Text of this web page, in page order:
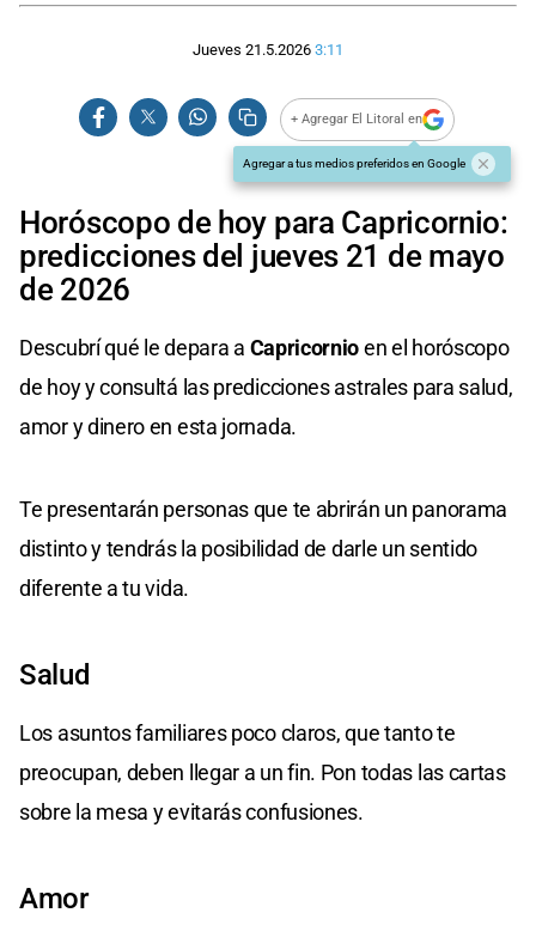
Jueves 21.5.2026 3:11
+ Agregar El Litoral en
Agregar a tus medios preferidos en Google
Horóscopo de hoy para Capricornio:
predicciones del jueves 21 de mayo
de 2026
Descubrí qué le depara a Capricornioen el horóscopo
de hoy y consultá las predicciones astrales para salud,
amor y dinero en esta jornada.
Te presentarán personas que te abrirán un panorama
distinto y tendrás la posibilidad de darle un sentido
diferente a tu vida.
Salud
Los asuntos familiares poco claros, que tanto te
preocupan, deben llegar a un fin. Pon todas las cartas
sobre la mesa y evitarás confusiones.
Amor